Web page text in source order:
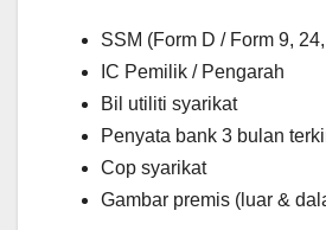
SSM (Form D / Form 9,
IC Pemilik / Pengarah
Bil utiliti syarikat
Penyata bank 3 bulan
Cop syarikat
Gambar premis (luar &